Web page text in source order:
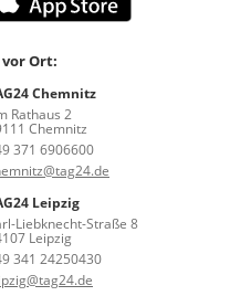
Ort:
Chemnitz
Rathaus 2
Chemnitz
371 6906600
Leipzig
Liebknecht-Straße 8
Leipzig
341 24250430